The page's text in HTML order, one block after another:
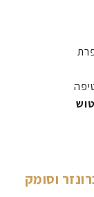
וסומק